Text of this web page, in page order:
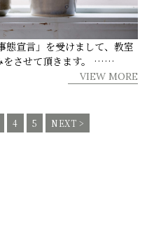
態宣言」を受けまして、教室
をさせて頂きます。 ……
VIEW MORE
4 5 NEXT >